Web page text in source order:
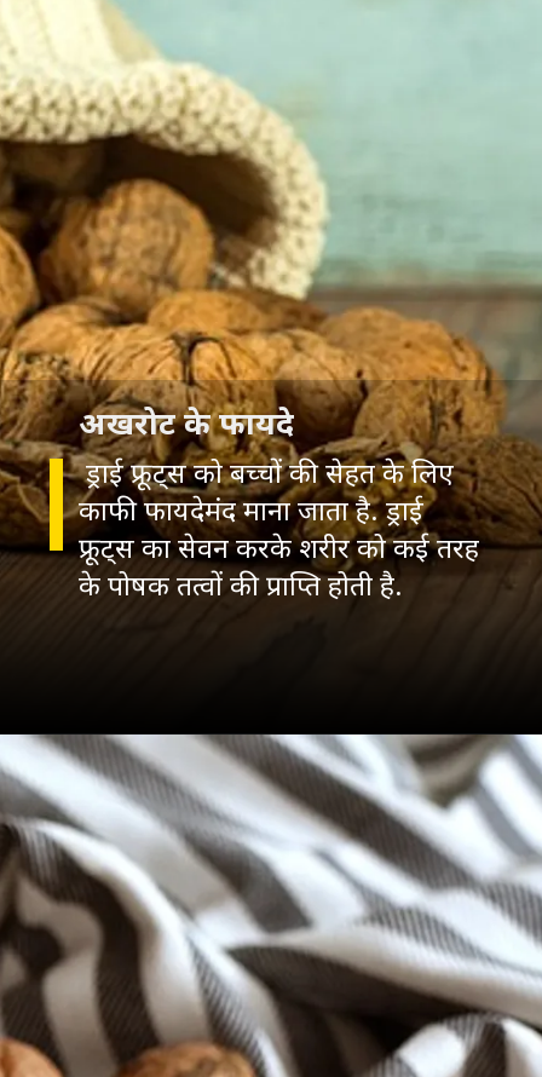
ड्राई फ्रूट्स को बच्चों की सेहत के लिए
काफी फायदेमंद माना जाता है. ड्राई
फ्रूट्स का सेवन करके शरीर को कई तरह
अखरोट के फायदे